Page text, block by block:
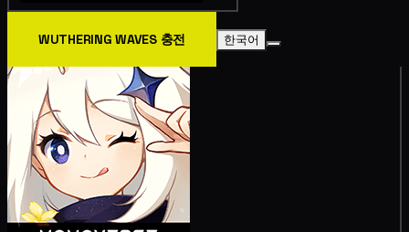
WUTHERING WAVES 충전 한국어